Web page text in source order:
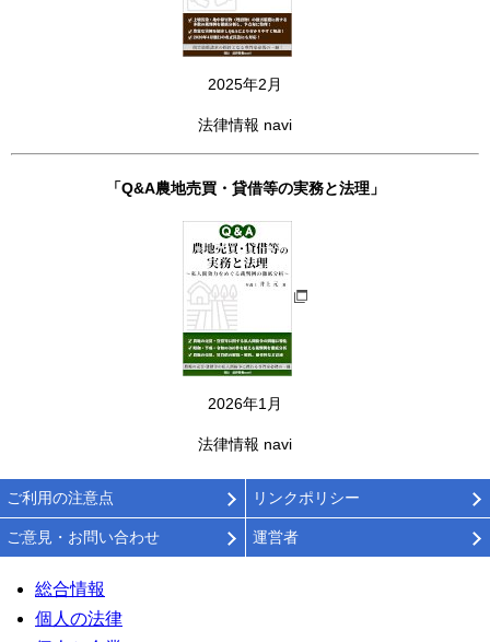
2025年2月
法律情報 navi
「Q&A農地売買・貸借等の実務と法理」
2026年1月
法律情報 navi
ご利用の注意点 リンクポリシー
ご意見・お問い合わせ 運営者
総合情報
個人の法律